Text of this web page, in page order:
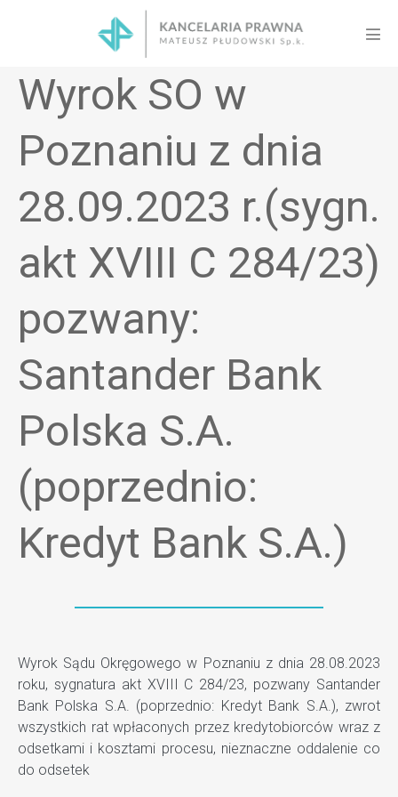
Wyrok SO w
Poznaniu z dnia
28.09.2023 r.(sygn.
akt XVIII C 284/23)
pozwany:
Santander Bank
Polska S.A.
(poprzednio:
Kredyt Bank S.A.)
Wyrok Sądu Okręgowego w Poznaniu z dnia 28.08.2023
roku, sygnatura akt XVIII C 284/23, pozwany Santander
Bank Polska S.A. (poprzednio: Kredyt Bank S.A.), zwrot
wszystkich rat wpłaconych przez kredytobiorców wraz z
odsetkami i kosztami procesu, nieznaczne oddalenie co
do odsetek